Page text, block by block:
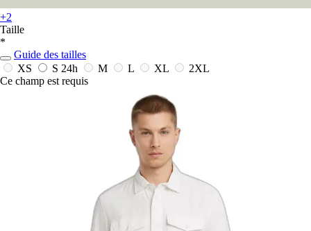
+2
Taille
*
Guide des tailles
XS
S 24h M L XL
2XL
Ce champ est requis